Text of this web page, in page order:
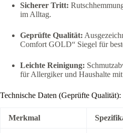
Sicherer Tritt:
im Alltag.
Geprüfte Qualität:
Comfort GOLD“ Siegel für
Leichte Reinigung:
für Allergiker und Haushalte
Technische Daten (Geprüfte Qualität):
Merkmal